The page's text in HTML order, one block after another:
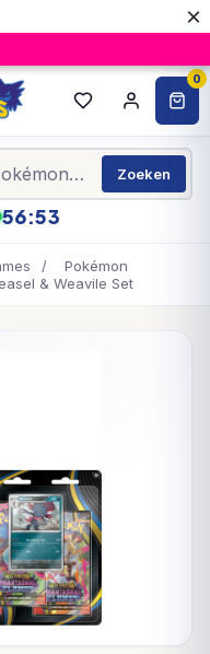
×
0
Zoeken
56:53
/
Pokémon
& Weavile Set